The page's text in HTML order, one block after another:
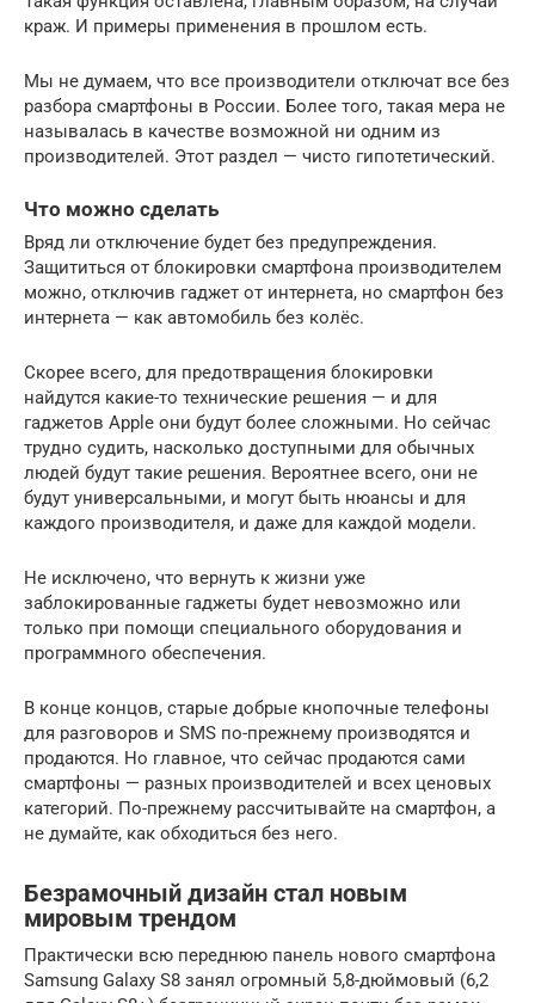
краж. И примеры применения в прошлом есть.
Мы не думаем, что все производители отключат все без
разбора смартфоны в России. Более того, такая мера не
называлась в качестве возможной ни одним из
производителей. Этот раздел — чисто гипотетический.
Что можно сделать
Вряд ли отключение будет без предупреждения.
Защититься от блокировки смартфона производителем
можно, отключив гаджет от интернета, но смартфон без
интернета — как автомобиль без колёс.
Скорее всего, для предотвращения блокировки
найдутся какие-то технические решения — и для
гаджетов Apple они будут более сложными. Но сейчас
трудно судить, насколько доступными для обычных
людей будут такие решения. Вероятнее всего, они не
будут универсальными, и могут быть нюансы и для
каждого производителя, и даже для каждой модели.
Не исключено, что вернуть к жизни уже
заблокированные гаджеты будет невозможно или
только при помощи специального оборудования и
программного обеспечения.
В конце концов, старые добрые кнопочные телефоны
для разговоров и SMS по-прежнему производятся и
продаются. Но главное, что сейчас продаются сами
смартфоны — разных производителей и всех ценовых
категорий. По-прежнему рассчитывайте на смартфон, а
не думайте, как обходиться без него.
Безрамочный дизайн стал новым
мировым трендом
Практически всю переднюю панель нового смартфона
Samsung Galaxy S8 занял огромный 5,8-дюймовый (6,2